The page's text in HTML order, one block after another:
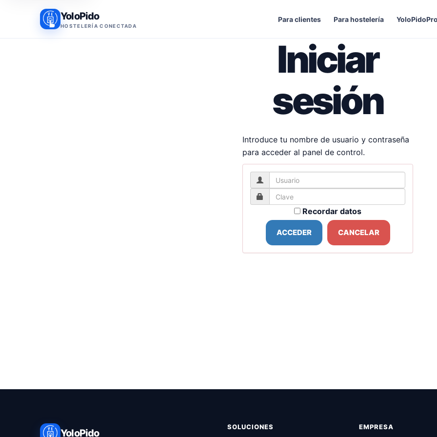
YoloPido
HOSTELERÍA CONECTADA
Para clientes Para hostelería YoloPidoPro
Iniciar
sesión
Introduce tu nombre de usuario y contraseña
para acceder al panel de control.
Recordar datos
YoloPido
SOLUCIONES EMPRESA